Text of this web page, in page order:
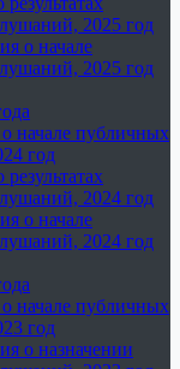
2025 год
о начале
2025 год
начале публичных
год
2024 год
о начале
2024 год
начале публичных
год
о назначении